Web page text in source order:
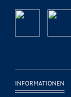
INFORMATIONEN